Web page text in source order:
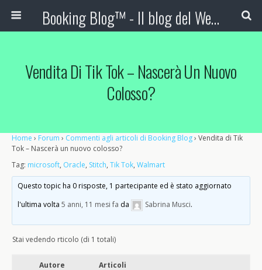
Booking Blog™ - Il blog del Web Marketing Turistico
Vendita Di Tik Tok – Nascerà Un Nuovo
Colosso?
Home › Forum › Commenti agli articoli di Booking Blog› Vendita di Tik
Tok – Nascerà un nuovo colosso?
Tag: microsoft, Oracle, Stitch, Tik Tok, Walmart
Questo topic ha 0 risposte, 1 partecipante ed è stato aggiornato
l'ultima volta5 anni, 11 mesi fa da Sabrina Musci.
Stai vedendo rticolo (di 1 totali)
Autore Articoli